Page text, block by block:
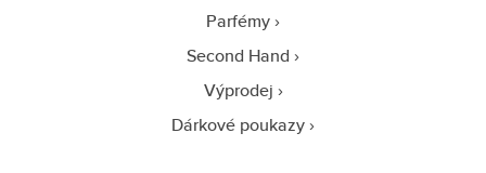
Parfémy
Second Hand
Výprodej
Dárkové poukazy